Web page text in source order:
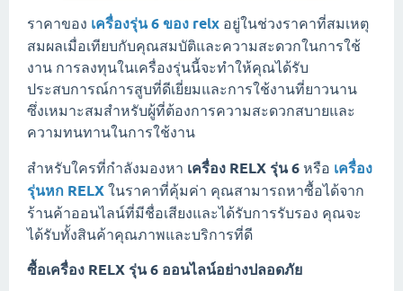
ราคาของ เครื่องรุ่น 6 ของ relx อยู่ในช่วงราคาที่สมเหตุ
สมผลเมื่อเทียบกับคุณสมบัติและความสะดวกในการใช้
งาน การลงทุนในเครื่องรุ่นนี้จะทำให้คุณได้รับ
ประสบการณ์การสูบที่ดีเยี่ยมและการใช้งานที่ยาวนาน
ซึ่งเหมาะสมสำหรับผู้ที่ต้องการความสะดวกสบายและ
ความทนทานในการใช้งาน
สำหรับใครที่กำลังมองหา เครื่อง RELX รุ่น 6 หรือ เครื่อง
รุ่นหก RELX ในราคาที่คุ้มค่า คุณสามารถหาซื้อได้จาก
ร้านค้าออนไลน์ที่มีชื่อเสียงและได้รับการรับรอง คุณจะ
ได้รับทั้งสินค้าคุณภาพและบริการที่ดี
ซื้อเครื่อง RELX รุ่น 6 ออนไลน์อย่างปลอดภัย